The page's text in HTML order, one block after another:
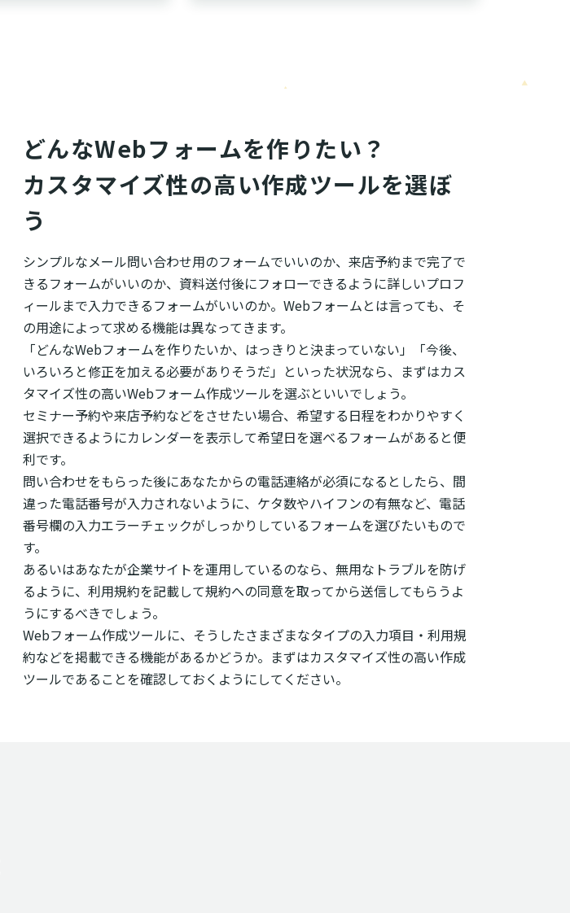
どんなWebフォームを作りたい？
カスタマイズ性の高い作成ツールを選ぼ
う
シンプルなメール問い合わせ用のフォームでいいのか、来店予約まで完了で
きるフォームがいいのか、資料送付後にフォローできるように詳しいプロフ
ィールまで入力できるフォームがいいのか。Webフォームとは言っても、そ
の用途によって求める機能は異なってきます。
「どんなWebフォームを作りたいか、はっきりと決まっていない」「今後、
いろいろと修正を加える必要がありそうだ」といった状況なら、まずはカス
タマイズ性の高いWebフォーム作成ツールを選ぶといいでしょう。
セミナー予約や来店予約などをさせたい場合、希望する日程をわかりやすく
選択できるようにカレンダーを表示して希望日を選べるフォームがあると便
利です。
問い合わせをもらった後にあなたからの電話連絡が必須になるとしたら、間
違った電話番号が入力されないように、ケタ数やハイフンの有無など、電話
番号欄の入力エラーチェックがしっかりしているフォームを選びたいもので
す。
あるいはあなたが企業サイトを運用しているのなら、無用なトラブルを防げ
るように、利用規約を記載して規約への同意を取ってから送信してもらうよ
うにするべきでしょう。
Webフォーム作成ツールに、そうしたさまざまなタイプの入力項目・利用規
約などを掲載できる機能があるかどうか。まずはカスタマイズ性の高い作成
ツールであることを確認しておくようにしてください。